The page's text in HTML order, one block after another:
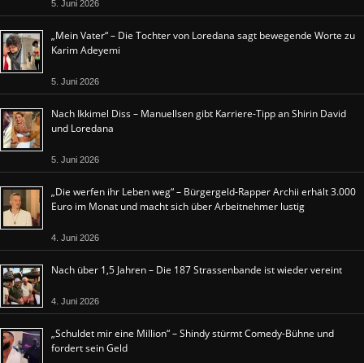
5. Juni 2026
„Mein Vater“ – Die Tochter von Loredana sagt bewegende Worte zu
Karim Adeyemi
5. Juni 2026
Nach Ikkimel Diss – Manuellsen gibt Karriere-Tipp an Shirin David
und Loredana
5. Juni 2026
„Die werfen ihr Leben weg“ – Bürgergeld-Rapper Archii erhält 3.000
Euro im Monat und macht sich über Arbeitnehmer lustig
4. Juni 2026
Nach über 1,5 Jahren – Die 187 Strassenbande ist wieder vereint
4. Juni 2026
„Schuldet mir eine Million“ – Shindy stürmt Comedy-Bühne und
fordert sein Geld